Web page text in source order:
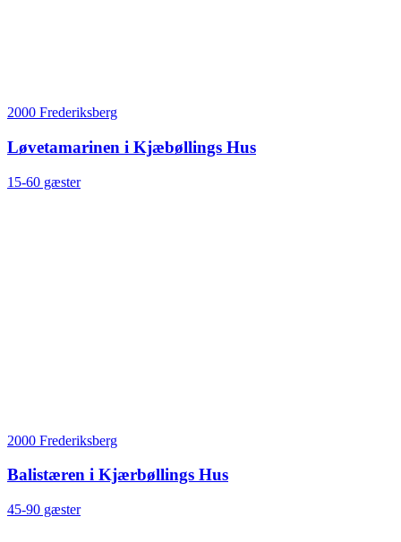
2000 Frederiksberg
Løvetamarinen i Kjæbøllings Hus
15-60 gæster
2000 Frederiksberg
Balistæren i Kjærbøllings Hus
45-90 gæster